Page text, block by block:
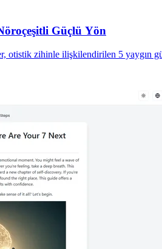
Güçlü Yön
otistik zihinle ilişkilendirilen 5